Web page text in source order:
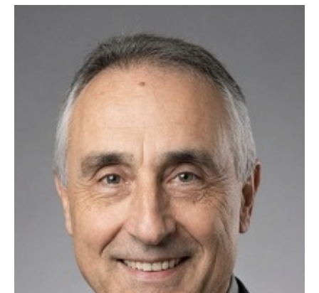
- İbrahim G. (Münih)
"Frankfurt'ta yaşıyorum, eşim de buradan. Vesile olduğunuz için
Allah razı olsun Murat Bey kardeşim."
- Caner A. (Frankfurt)
"Hamburg'un soğuğunda içimizi ısıtan bir yuva kurduk. Her şey için
çok teşekkür ederiz."
- Hülya S. (Hamburg)
Dortmund Emirhan Bey 36 Yaş
Öğretmen Bekar 0155 109 841 28
WhatsApp